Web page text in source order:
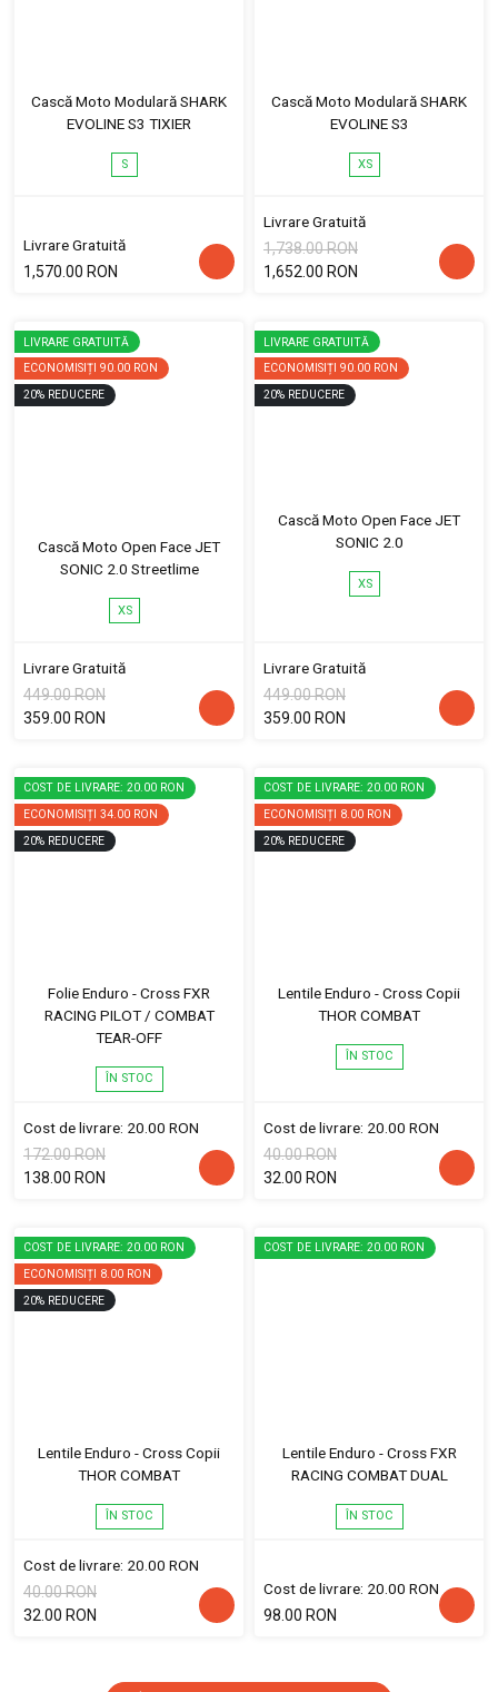
Cască Moto Modulară SHARK
EVOLINE S3 TIXIER
S
Livrare Gratuită
1,570.00 RON
Cască Moto Modulară SHARK
EVOLINE S3
XS
Livrare Gratuită
1,738.00 RON
1,652.00 RON
LIVRARE GRATUITĂ
ECONOMISIȚI 90.00 RON
20% REDUCERE
Cască Moto Open Face JET
SONIC 2.0 Streetlime
XS
Livrare Gratuită
449.00 RON
359.00 RON
LIVRARE GRATUITĂ
ECONOMISIȚI 90.00 RON
20% REDUCERE
Cască Moto Open Face JET
SONIC 2.0
XS
Livrare Gratuită
449.00 RON
359.00 RON
COST DE LIVRARE: 20.00 RON
ECONOMISIȚI 34.00 RON
20% REDUCERE
Folie Enduro - Cross FXR
RACING PILOT / COMBAT
TEAR-OFF
ÎN STOC
Cost de livrare: 20.00 RON
172.00 RON
138.00 RON
COST DE LIVRARE: 20.00 RON
ECONOMISIȚI 8.00 RON
20% REDUCERE
Lentile Enduro - Cross Copii
THOR COMBAT
ÎN STOC
Cost de livrare: 20.00 RON
40.00 RON
32.00 RON
COST DE LIVRARE: 20.00 RON
ECONOMISIȚI 8.00 RON
20% REDUCERE
Lentile Enduro - Cross Copii
THOR COMBAT
ÎN STOC
Cost de livrare: 20.00 RON
40.00 RON
32.00 RON
COST DE LIVRARE: 20.00 RON
Lentile Enduro - Cross FXR
RACING COMBAT DUAL
ÎN STOC
Cost de livrare: 20.00 RON
98.00 RON